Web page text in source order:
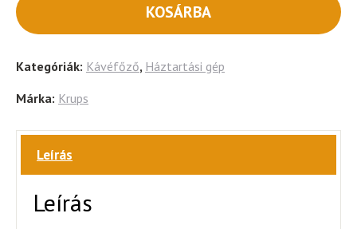
KOSÁRBA
Kategóriák: Kávéfőző, Háztartási gép
Márka: Krups
Leírás
Leírás